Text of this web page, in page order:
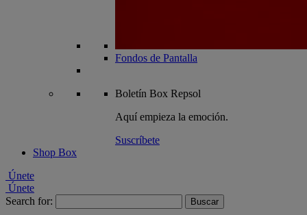
Fondos de Pantalla
Boletín Box Repsol
Aquí empieza la emoción.
Suscríbete
Shop Box
Únete
Únete
Search for: